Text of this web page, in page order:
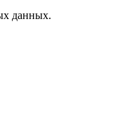
данных.